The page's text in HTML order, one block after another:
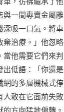
與一間專賣金屬雕
深吸一口氣。將車
棄治療。」他忽略
他需要它們來判
出低語：「你還是
網的多層機械式停
人敢在它面前失敗